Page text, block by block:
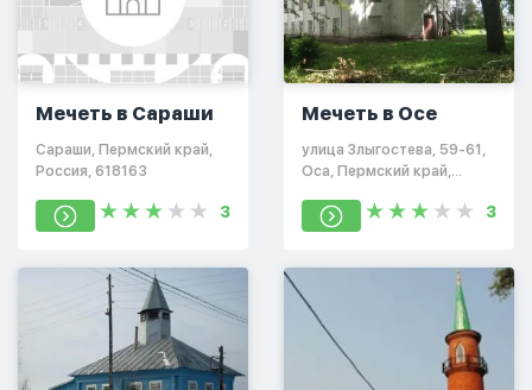
Мечеть в Сараши
Сараши, Пермский край,
Россия, 618163
3
Мечеть в Осе
улица Злыгостева, 59-61,
Оса, Пермский край,
3